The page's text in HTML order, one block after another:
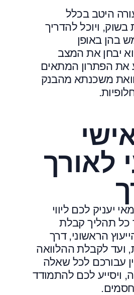
היטב בכלל
ויוכל להדריך
בהן באופן
יבחן את המצב
את הפתרון המתאים
משכנתא מהבנק
לאורך
יעניק לכם ליווי
כל תהליך קבלת
הראשוני, דרך
ועד לקבלת ההלוואה
עבורכם לכל שאלה
ויסייע לכם להתמודד